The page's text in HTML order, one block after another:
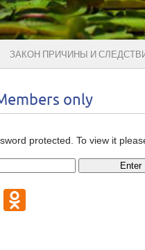
ЗАКОН ПРИЧИНЫ И
only
protected. To view it
VK